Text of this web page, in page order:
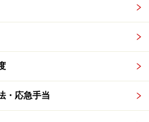
いる場合、1台は外に向けて
効です。室温が高すぎる場合
併用を検討してください。
・応急手当